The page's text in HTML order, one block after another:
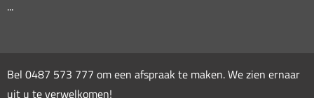
...
Bel 0487 573 777 om een afspraak te maken. We zien ernaar
uit u te verwelkomen!